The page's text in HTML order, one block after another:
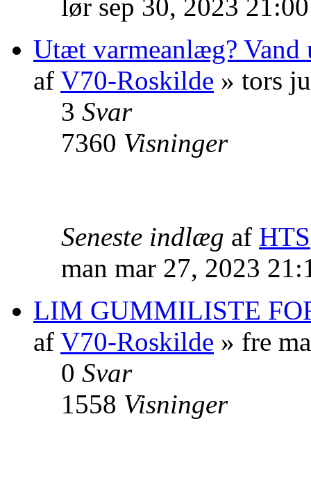
lør sep 30, 2023
Utæt varmeanlæg?
af V70-Roskilde » tors
3 Svar
7360 Visninger
Seneste indlæg af HTS
man mar 27, 2023
LIM GUMMILISTE
af V70-Roskilde » fre
0 Svar
1558 Visninger